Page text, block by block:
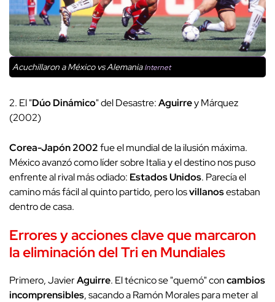
Acuchillaron a México vs AlemaniaInternet
2. El "Dúo Dinámico" del Desastre:Aguirrey Márquez
(2002)
Corea-Japón 2002fue el mundial de la ilusión máxima.
México avanzó como líder sobre Italia y el destino nos puso
enfrente al rival más odiado: Estados Unidos. Parecía el
camino más fácil al quinto partido, pero losvillanosestaban
dentro de casa.
Errores y acciones clave que marcaron
la eliminación del Tri en Mundiales
Primero, JavierAguirre. El técnico se "quemó" concambios
incomprensibles, sacando a Ramón Morales para meter al